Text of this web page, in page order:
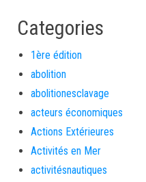
Categories
1ère édition
abolition
abolitionesclavage
acteurs économiques
Actions Extérieures
Activités en Mer
activitésnautiques